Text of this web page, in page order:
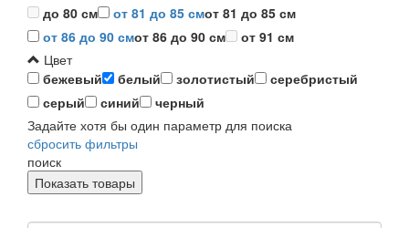
до 80 см
от 81 до 85 смот 81 до 85 см
от 86 до 90 смот 86 до 90 см
от 91 см
Цвет
бежевый
белый золотистый
серебристый
серый
синий
черный
Задайте хотя бы один параметр для поиска
сбросить фильтры
поиск